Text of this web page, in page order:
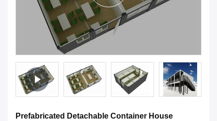
Prefabricated Detachable Container House